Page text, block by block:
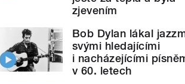
zjevením
Bob Dylan lákal
svými hledajícími
i nacházejícími
v 60. letech